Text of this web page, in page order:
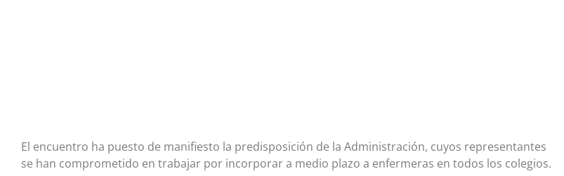
El encuentro ha puesto de manifiesto la predisposición de la Administración, cuyos representantes
se han comprometido en trabajar por incorporar a medio plazo a enfermeras en todos los colegios.